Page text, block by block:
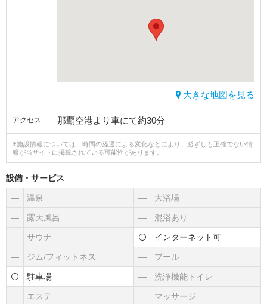
大きな地図を見る
アクセス 那覇空港より車にて約30分
※施設情報については、時間の経過による変化などにより、必ずしも正確でない情
報が当サイトに掲載されている可能性があります。
設備・サービス
― 温泉 ― 大浴場
― 露天風呂 ― 混浴あり
― サウナ インターネット可
― ジム/フィットネス ― プール
駐車場 ― 洗浄機能トイレ
― エステ ― マッサージ